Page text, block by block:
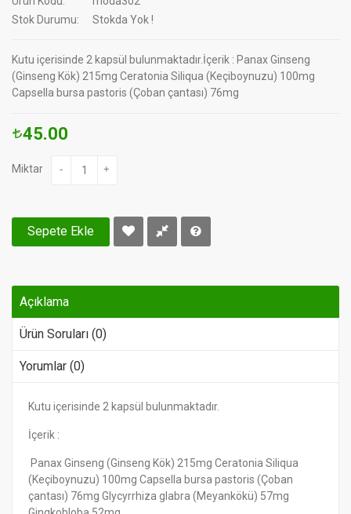
Stok Durumu:
Stokda Yok !
Kutu içerisinde 2 kapsül bulunmaktadır.İçerik : Panax Ginseng
(Ginseng Kök) 215mg Ceratonia Siliqua (Keçiboynuzu) 100mg
Capsella bursa pastoris (Çoban çantası) 76mg
45.00
Miktar - +
Sepete Ekle
Açıklama
Ürün Soruları (0)
Yorumlar (0)
Kutu içerisinde 2 kapsül bulunmaktadır.
İçerik :
Panax Ginseng (Ginseng Kök) 215mg Ceratonia Siliqua
(Keçiboynuzu) 100mg Capsella bursa pastoris (Çoban
çantası) 76mg Glycyrrhiza glabra (Meyankökü) 57mg